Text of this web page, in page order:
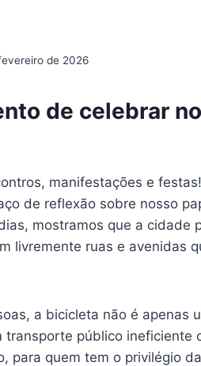
de 2026
de celebrar
manifestações e
de reflexão sobre nosso
mostramos que a cidade
livremente ruas e avenidas
a bicicleta não é apenas
público ineficiente
para quem tem o privilégio